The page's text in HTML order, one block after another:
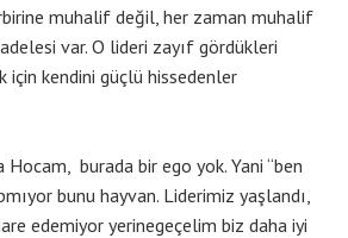
muhalif değil, her zaman muhalif
var. O lideri zayıf gördükleri
için kendini güçlü hissedenler
Hocam, burada bir ego yok. Yani “ben
bunu hayvan. Liderimiz yaşlandı,
edemiyor yerinegeçelim biz daha iyi